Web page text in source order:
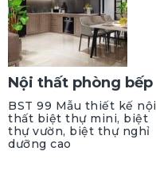
Nội thất phòng bếp
BST 99 Mẫu thiết kế nội
thất biệt thự mini, biệt
thự vườn, biệt thự nghỉ
dưỡng cao